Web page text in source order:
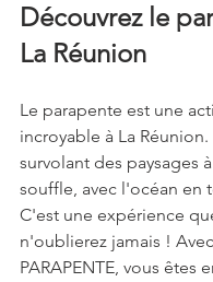
Découvrez le
La Réunion
Le parapente est une
incroyable à La
survolant des paysages
souffle, avec l'océan en
C'est une expérience
n'oublierez jamais ! Avec
PARAPENTE, vous êtes